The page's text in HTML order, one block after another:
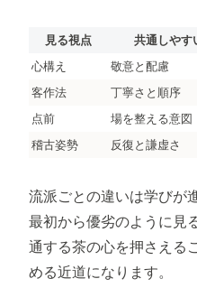
見る視点 共通しやす
心構え
敬意と配慮
客作法
丁寧さと順序
点前
場を整える意図
稽古姿勢
反復と謙虚さ
流派ごとの違いは学びが
最初から優劣のように見
通する茶の心を押さえる
める近道になります。